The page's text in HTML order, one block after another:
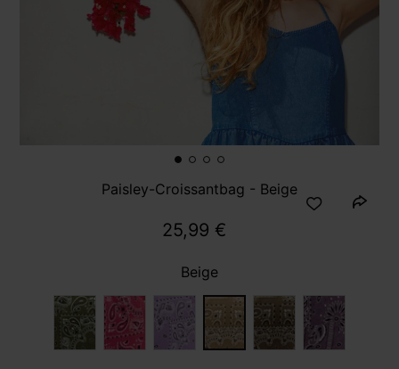
Paisley-Croissantbag - Beige
25,99 €
Beige